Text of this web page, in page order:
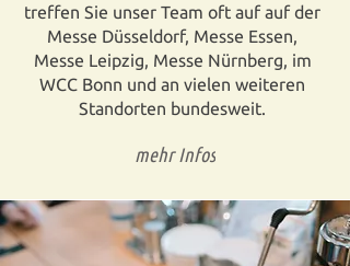
treffen Sie unser Team oft auf auf der
Messe Düsseldorf, Messe Essen,
Messe Leipzig, Messe Nürnberg, im
WCC Bonn und an vielen weiteren
Standorten bundesweit.
mehr Infos